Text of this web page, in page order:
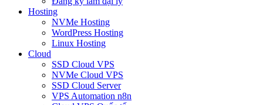
Hosting
NVMe Hosting
WordPress Hosting
Linux Hosting
Cloud
SSD Cloud VPS
NVMe Cloud VPS
SSD Cloud Server
VPS Automation n8n